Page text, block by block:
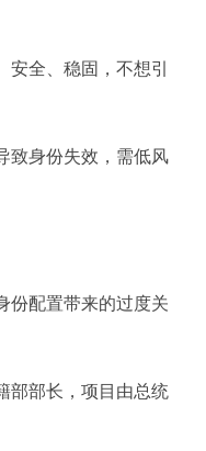
安全、稳固，不想引
致身份失效，需低风
份配置带来的过度关
部部长，项目由总统